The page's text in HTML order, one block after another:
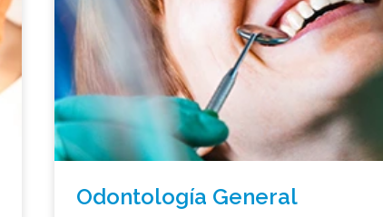
Odontología General